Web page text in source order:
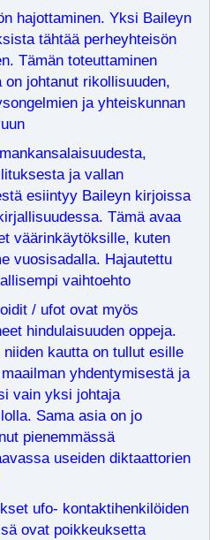
hajottaminen. Yksi Baileyn
tähtää perheyhteisön
Tämän toteuttaminen
on johtanut rikollisuuden,
ja yhteiskunnan
ja vallan
esiintyy Baileyn kirjoissa
Tämä avaa
väärinkäytöksille, kuten
vuosisadalla. Hajautettu
vaihtoehto
/ ufot ovat myös
hindulaisuuden oppeja.
niiden kautta on tullut esille
yhdentymisestä ja
vain yksi johtaja
Sama asia on jo
pienemmässä
useiden diktaattorien
ufo- kontaktihenkilöiden
ovat poikkeuksetta